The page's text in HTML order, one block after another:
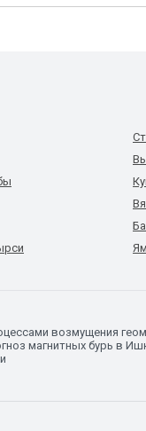
возмущения
магнитных бурь в